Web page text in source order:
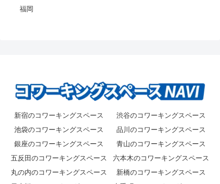
福岡
新宿のコワーキングスペース
渋谷のコワーキングスペース
池袋のコワーキングスペース
品川のコワーキングスペース
銀座のコワーキングスペース
青山のコワーキングスペース
五反田のコワーキングスペース
六本木のコワーキングスペース
丸の内のコワーキングスペース
新橋のコワーキングスペース